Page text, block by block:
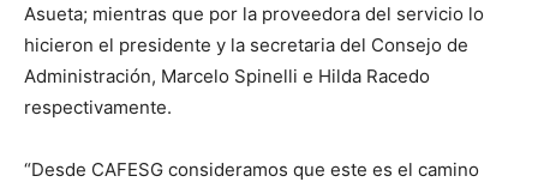
Asueta; mientras que por la proveedora del servicio lo
hicieron el presidente y la secretaria del Consejo de
Administración, Marcelo Spinelli e Hilda Racedo
respectivamente.
“Desde CAFESG consideramos que este es el camino